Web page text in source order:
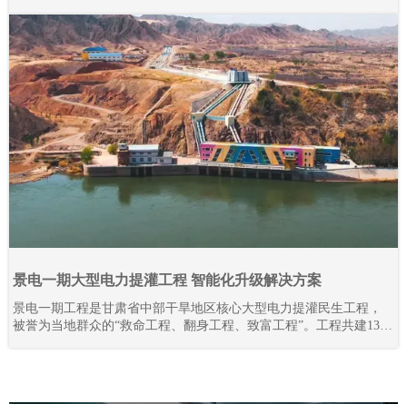
全域规模化应用上海雷诺尔高压产品，目前现场部署高压软起动柜
80余台、高压变频器20余台，设备分阶段投运、迭代升级。2015年
至今批量接入高压产品，全系列设备经长期工况验证，运行状态稳
定可靠。
景电一期大型电力提灌工程 智能化升级解决方案
景电一期工程是甘肃省中部干旱地区核心大型电力提灌民生工程，
被誉为当地群众的“救命工程、翻身工程、致富工程”。工程共建13座